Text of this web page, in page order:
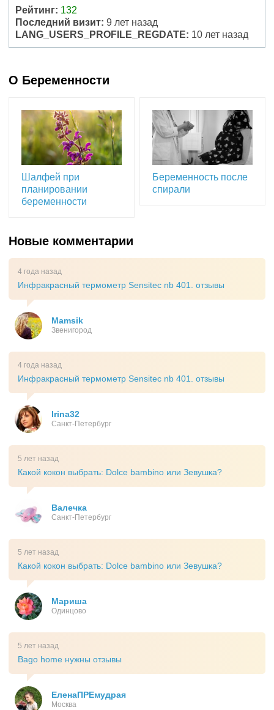
Рейтинг: 132
Последний визит: 9 лет назад
LANG_USERS_PROFILE_REGDATE: 10 лет назад
О Беременности
Шалфей при
планировании
беременности
Беременность после
спирали
Новые комментарии
4 года назад
Инфракрасный термометр Sensitec nb 401. отзывы
Mamsik
Звенигород
4 года назад
Инфракрасный термометр Sensitec nb 401. отзывы
Irina32
Санкт-Петербург
5 лет назад
Какой кокон выбрать: Dolce bambino или Зевушка?
Валечка
Санкт-Петербург
5 лет назад
Какой кокон выбрать: Dolce bambino или Зевушка?
Мариша
Одинцово
5 лет назад
Bago home нужны отзывы
ЕленаПРЕмудрая
Москва